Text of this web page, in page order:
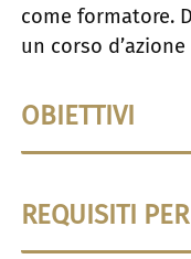
come formatore.
un corso
OBIETTIVI
interiore”
ampliare le
REQUISITI